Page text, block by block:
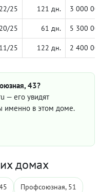
22/25 121 дн. 3 000
20/25 61 дн. 5 300
11/25 122 дн. 2 400
43?
— его увидят
именно в этом доме.
домах
Профсоюзная, 51